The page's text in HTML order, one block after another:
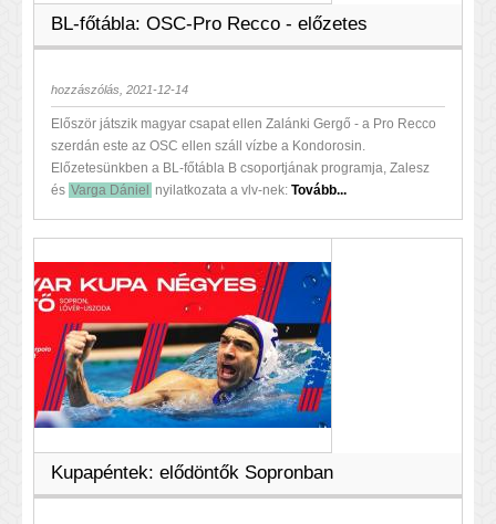
BL-főtábla: OSC-Pro Recco - előzetes
hozzászólás, 2021-12-14
Először játszik magyar csapat ellen Zalánki Gergő - a Pro Recco
szerdán este az OSC ellen száll vízbe a Kondorosin.
Előzetesünkben a BL-főtábla B csoportjának programja, Zalesz
és Varga Dániel nyilatkozata a vlv-nek: Tovább...
Kupapéntek: elődöntők Sopronban